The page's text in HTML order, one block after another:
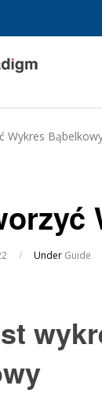
Wykres
/ Under Guide